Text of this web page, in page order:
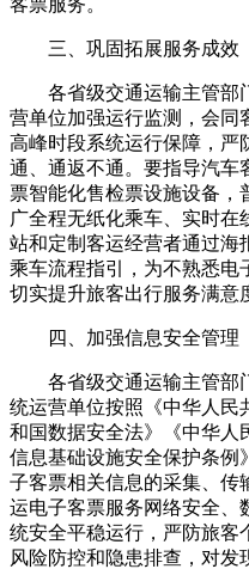
三、巩固拓展服务成效
各省级交通运输主管部
营单位加强运行监测，会同
高峰时段系统运行保障，严
通、通返不通。要指导汽车
票智能化售检票设施设备，
广全程无纸化乘车、实时在
站和定制客运经营者通过海
乘车流程指引，为不熟悉电
切实提升旅客出行服务满意
四、加强信息安全管理
各省级交通运输主管部
统运营单位按照《中华人民
和国数据安全法》《中华人
信息基础设施安全保护条例
子客票相关信息的采集、传
运电子客票服务网络安全、
统安全平稳运行，严防旅客
风险防控和隐患排查，对发